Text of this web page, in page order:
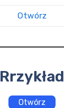
Otwórz
Rrzykład
Otwórz